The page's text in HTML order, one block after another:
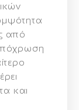
από
και